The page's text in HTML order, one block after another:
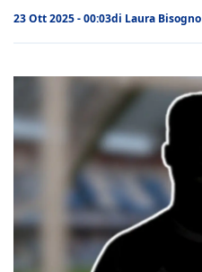
23 Ott 2025 - 00:03di Laura Bisogno